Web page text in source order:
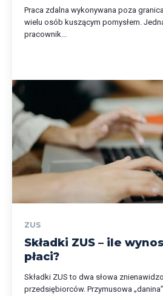
Praca zdalna wykonywana poza
wielu osób kuszącym pomysłem.
pracownik...
ZUS
Składki ZUS – ile
płaci?
Składki ZUS to dwa słowa
przedsiębiorców. Przymusowa